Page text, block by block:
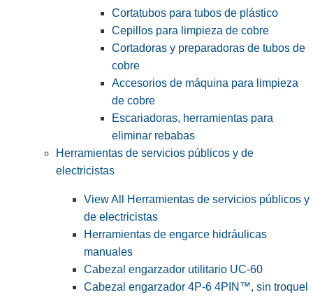
Cortatubos para tubos de plástico
Cepillos para limpieza de cobre
Cortadoras y preparadoras de tubos de
cobre
Accesorios de máquina para limpieza
de cobre
Escariadoras, herramientas para
eliminar rebabas
Herramientas de servicios públicos y de
electricistas
View All Herramientas de servicios públicos y
de electricistas
Herramientas de engarce hidráulicas
manuales
Cabezal engarzador utilitario UC-60
Cabezal engarzador 4P-6 4PIN™, sin troquel